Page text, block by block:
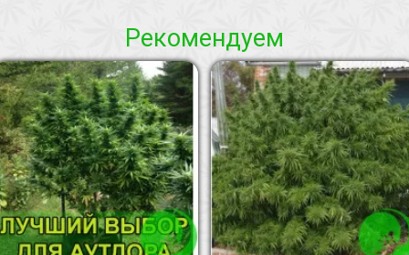
Рекомендуем